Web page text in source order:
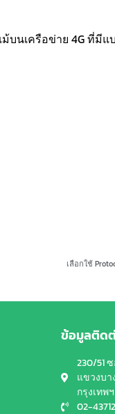
บนเครือข่าย 4G ที่มี
เลือกใช้
ข้อมูลติด
230/51
แขวงบา
กรุงเทพ
02-